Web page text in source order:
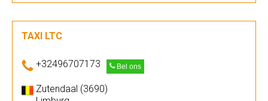
TAXI LTC
+32496707173 Bel ons
Zutendaal (3690)